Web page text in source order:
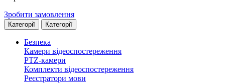
Зробити замовлення
Категорії Категорії
Безпека
Камери відеоспостереження
PTZ-камери
Комплекти відеоспостереження
Реєстратори мови